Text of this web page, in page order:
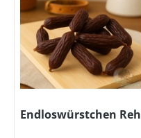
Endloswürstchen Reh